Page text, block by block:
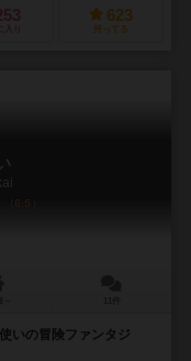
入り
623
持ってる
6.5
いの冒険ファンタジ